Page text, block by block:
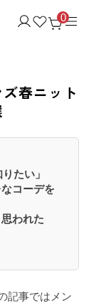
0
春ニット
たい」
コーデを
われた
記事ではメン